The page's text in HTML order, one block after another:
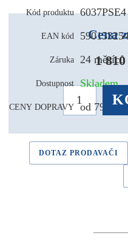
Kód produktu 6037PSE4
EAN kód
Záruka 24 měsíců
Dostupnost Skladem
CENY DOPRAVY od 79,- Kč
Cena
1
DOTAZ PRODAVAČI